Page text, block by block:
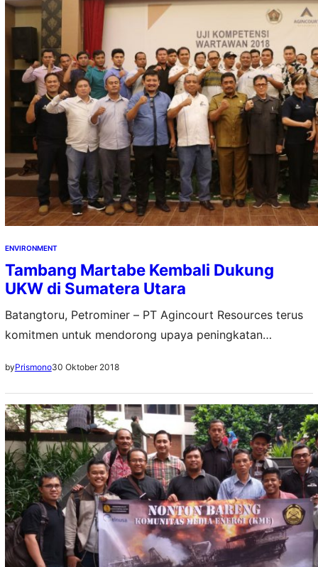
ESDM yang memiliki…
ENVIRONMENT
Tambang Martabe Kembali Dukung
UKW di Sumatera Utara
Batangtoru, Petrominer – PT Agincourt Resources terus
komitmen untuk mendorong upaya peningkatan
mampu bersaing positif guna menciptakan dunia
jurnalisme yang terus maju seiring kemajuan pertukaran
informasi. Komitmen tersebut direalisasikan oleh
pengelola Tambang Emas Martabe ini yang untuk kali
kedua mendukung penuh pelaksanaan Uji Kompetensi
Wartawan (UKW) oleh Persatuan Wartawan…
byPrismono30 Oktober 2018